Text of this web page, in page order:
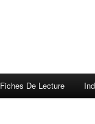
Fiches De Lecture